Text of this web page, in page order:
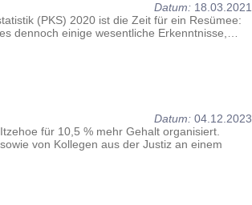
Datum: 18.03.2021
(PKS) 2020 ist die Zeit für ein Resümee:
dennoch einige wesentliche Erkenntnisse,…
Datum: 04.12.2023
für 10,5 % mehr Gehalt organisiert.
von Kollegen aus der Justiz an einem